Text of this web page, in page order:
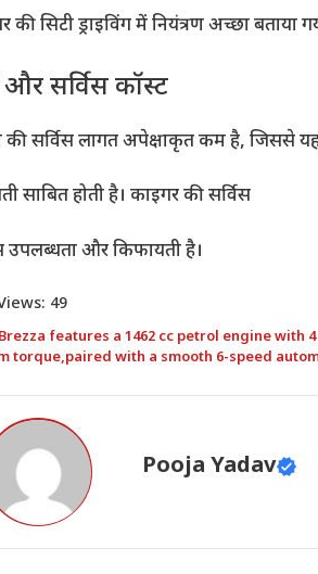
की सिटी ड्राइविंग में नियंत्रण अच्छा बताया
सर्विस कॉस्ट
की सर्विस लागत अपेक्षाकृत कम है, जिससे
साबित होती है। काइगर की सर्विस
उपलब्धता और किफायती है।
49
features a 1462 cc petrol engine with
torque,paired with a smooth 6-speed
Pooja Yadav